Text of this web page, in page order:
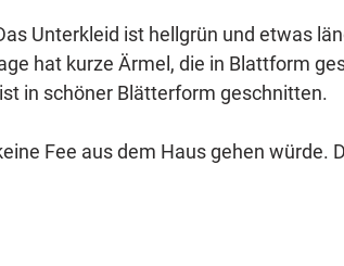
Unterkleid ist hellgrün und etwas
hat kurze Ärmel, die in Blattform
in schöner Blätterform geschnitten.
Fee aus dem Haus gehen würde.
Haarreif glitzert wie da Überkleid.